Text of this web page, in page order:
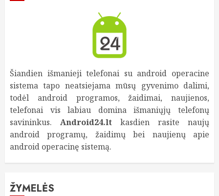
Šiandien išmanieji telefonai su android operacine
sistema tapo neatsiejama mūsų gyvenimo dalimi,
todėl android programos, žaidimai, naujienos,
telefonai vis labiau domina išmaniųjų telefonų
savininkus. Android24.lt kasdien rasite naujų
android programų, žaidimų bei naujienų apie
android operacinę sistemą.
ŽYMELĖS